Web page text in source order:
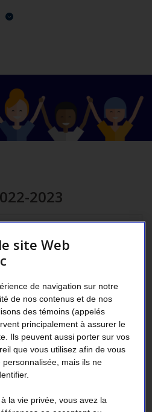
2023
le 31 mars 2023, les
à réduire la
de29 400 clients
000
site Web
de navigation sur notre
de nos contenus et de nos
des témoins (appelés
principalement à assurer le
Ils peuvent aussi porter sur vos
que vous utilisez afin de vous
mais ils ne
la vie privée, vous avez la